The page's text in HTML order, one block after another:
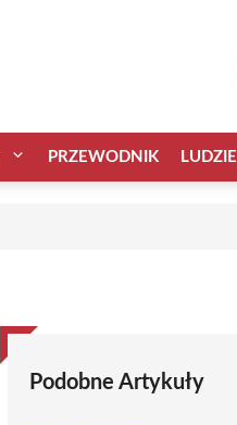
PRZEWODNIK LUDZIE
Podobne Artykuły